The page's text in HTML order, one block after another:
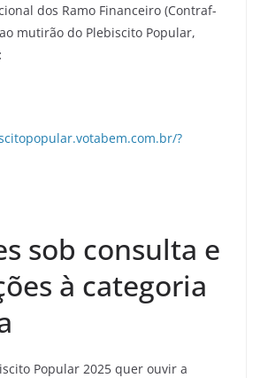
dos Ramo Financeiro (Contraf-
mutirão do Plebiscito Popular,
?
sob consulta e
à categoria
Popular 2025 quer ouvir a